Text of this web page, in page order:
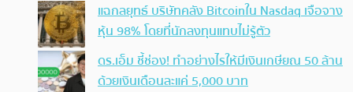
แฉกลยุทธ์ บริษัทคลัง Bitcoinใน Nasdaq เจือจาง
หุ้น 98% โดยที่นักลงทุนแทบไม่รู้ตัว
ดร.เอ็ม ชี้ช่อง! ทำอย่างไรให้มีเงินเกษียณ 50 ล้าน
ด้วยเงินเดือนละแค่ 5,000 บาท